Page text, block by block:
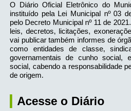
O Diário Oficial Eletrônico do
instituído pela Lei Municipal nº 03
pelo Decreto Municipal nº 11 de
leis, decretos, licitações,
vai publicar também informes de
como entidades de classe,
governamentais de cunho social,
social, cabendo a responsabilidade
de origem.
Acesse o Diário